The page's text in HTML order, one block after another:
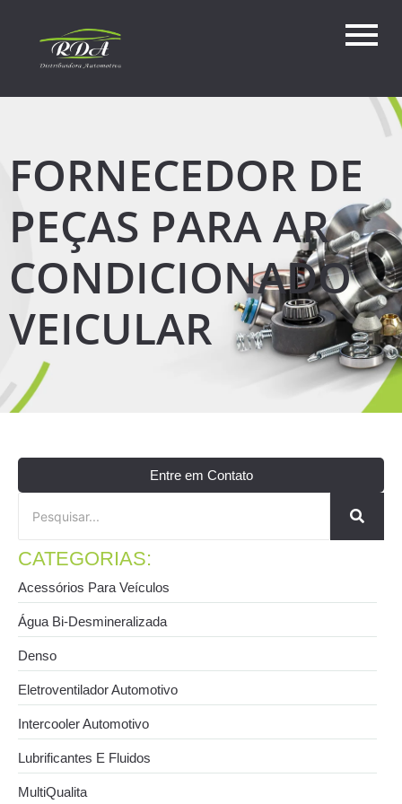
FORNECEDOR DE
PEÇAS PARA AR
CONDICIONADO
VEICULAR
Entre em Contato
CATEGORIAS:
Acessórios Para Veículos
Água Bi-Desmineralizada
Denso
Eletroventilador Automotivo
Intercooler Automotivo
Lubrificantes E Fluidos
MultiQualita